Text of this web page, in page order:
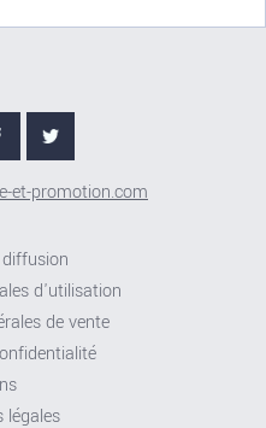
et-promotion.com
diffusion
d'utilisation
de vente
légales